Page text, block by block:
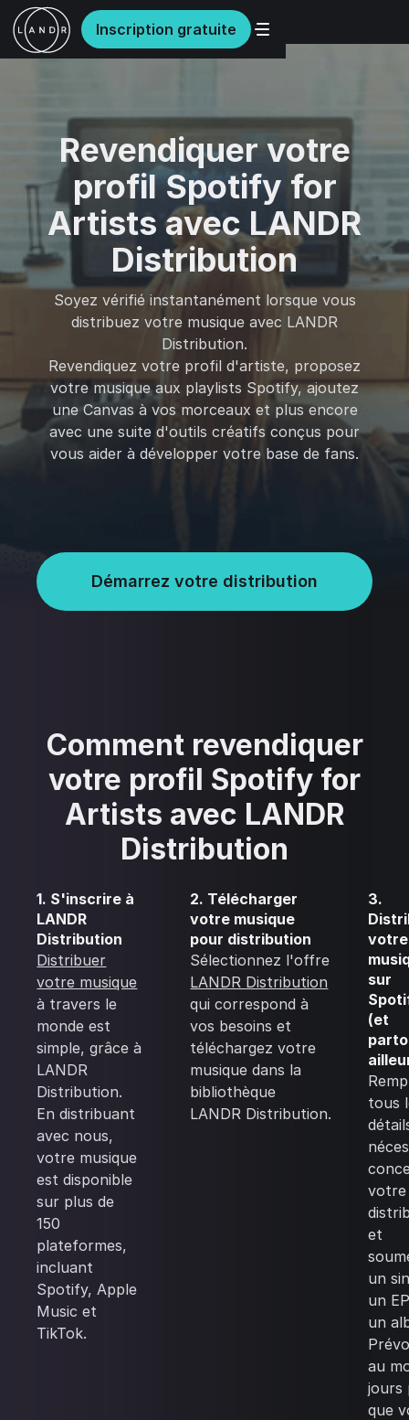
Inscription gratuite
Revendiquer votre
profil Spotify for
Artists avec LANDR
Distribution
Soyez vérifié instantanément lorsque vous
distribuez votre musique avec LANDR
Distribution.
Revendiquez votre profil d'artiste, proposez
votre musique aux playlists Spotify, ajoutez
une Canvas à vos morceaux et plus encore
avec une suite d'outils créatifs conçus pour
vous aider à développer votre base de fans.
Démarrez votre distribution
Comment revendiquer
votre profil Spotify for
Artists avec LANDR
Distribution
1. S'inscrire à
LANDR
Distribution
Distribuer
votre musique
à travers le
monde est
simple, grâce à
LANDR
Distribution.
En distribuant
avec nous,
votre musique
est disponible
sur plus de
150
plateformes,
incluant
Spotify, Apple
Music et
TikTok.
2. Télécharger
votre musique
pour distribution
Sélectionnez l'offre
LANDR Distribution
qui correspond à
vos besoins et
téléchargez votre
musique dans la
bibliothèque
LANDR Distribution.
3.
votre
sur
(et
tous
votre
et
un
un
un
au
jours
que